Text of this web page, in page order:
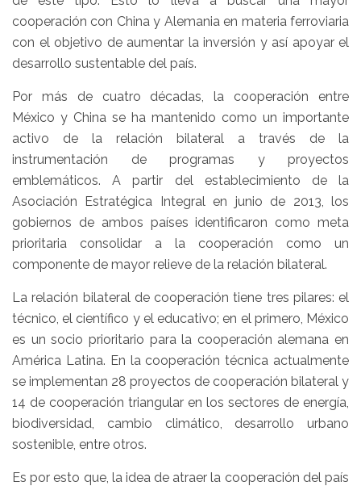
cooperación con China y Alemania en materia ferroviaria
con el objetivo de aumentar la inversión y así apoyar el
desarrollo sustentable del país.
Por más de cuatro décadas, la cooperación entre
México y China se ha mantenido como un importante
activo de la relación bilateral a través de la
instrumentación de programas y proyectos
emblemáticos. A partir del establecimiento de la
Asociación Estratégica Integral en junio de 2013, los
gobiernos de ambos países identificaron como meta
prioritaria consolidar a la cooperación como un
componente de mayor relieve de la relación bilateral.
La relación bilateral de cooperación tiene tres pilares: el
técnico, el científico y el educativo; en el primero, México
es un socio prioritario para la cooperación alemana en
América Latina. En la cooperación técnica actualmente
se implementan 28 proyectos de cooperación bilateral y
14 de cooperación triangular en los sectores de energía,
biodiversidad, cambio climático, desarrollo urbano
sostenible, entre otros.
Es por esto que, la idea de atraer la cooperación del país